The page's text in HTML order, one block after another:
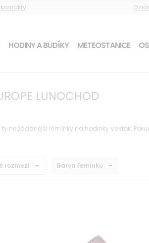
O
HODINY A BUDÍKY METEOSTANICE
LUNOCHOD
nejžádanější řemínky na hodinky Vostok.
rozmezí Barva řemínku